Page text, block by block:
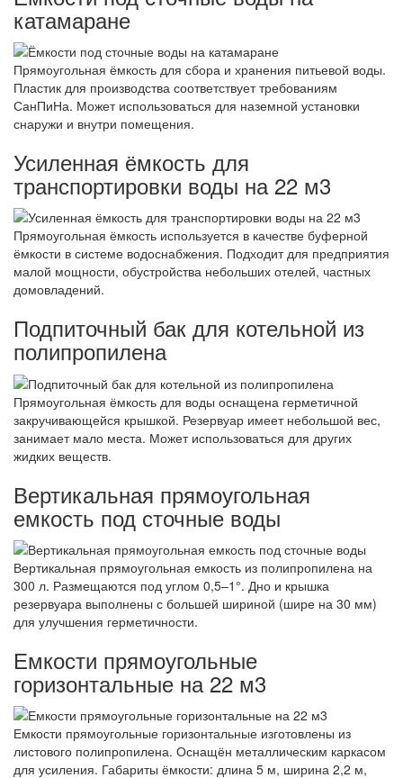
катамаране
Прямоугольная ёмкость для сбора и хранения питьевой воды.
Пластик для производства соответствует требованиям
СанПиНа. Может использоваться для наземной установки
снаружи и внутри помещения.
Усиленная ёмкость для
транспортировки воды на 22 м3
Прямоугольная ёмкость используется в качестве буферной
ёмкости в системе водоснабжения. Подходит для предприятия
малой мощности, обустройства небольших отелей, частных
домовладений.
Подпиточный бак для котельной из
полипропилена
Прямоугольная ёмкость для воды оснащена герметичной
закручивающейся крышкой. Резервуар имеет небольшой вес,
занимает мало места. Может использоваться для других
жидких веществ.
Вертикальная прямоугольная
емкость под сточные воды
Вертикальная прямоугольная емкость из полипропилена на
300 л. Размещаются под углом 0,5–1°. Дно и крышка
резервуара выполнены с большей шириной (шире на 30 мм)
для улучшения герметичности.
Емкости прямоугольные
горизонтальные на 22 м3
Емкости прямоугольные горизонтальные изготовлены из
листового полипропилена. Оснащён металлическим каркасом
для усиления. Габариты ёмкости: длина 5 м, ширина 2,2 м,